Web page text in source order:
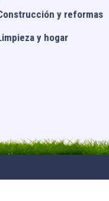
y reformas
y hogar